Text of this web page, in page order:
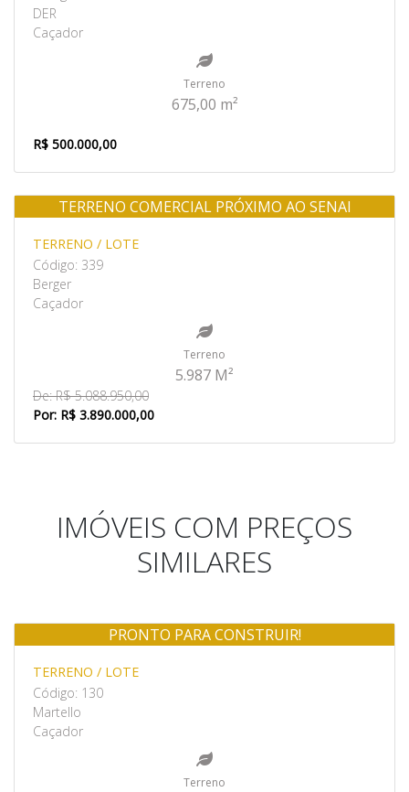
DER
Caçador
Terreno
675,00 m²
R$ 500.000,00
Venda
TERRENO COMERCIAL PRÓXIMO AO SENAI
TERRENO / LOTE
Código: 339
Berger
Caçador
Terreno
5.987 M²
De: R$ 5.088.950,00
Por: R$ 3.890.000,00
IMÓVEIS COM PREÇOS
SIMILARES
Venda
PRONTO PARA CONSTRUIR!
TERRENO / LOTE
Código: 130
Martello
Caçador
Terreno